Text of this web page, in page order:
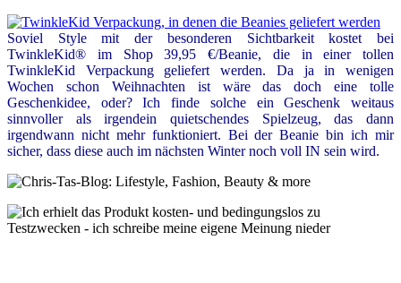
Soviel Style mit der besonderen Sichtbarkeit kostet bei
TwinkleKid® im Shop 39,95 €/Beanie, die in einer tollen
TwinkleKid Verpackung geliefert werden. Da ja in wenigen
Wochen schon Weihnachten ist wäre das doch eine tolle
Geschenkidee, oder? Ich finde solche ein Geschenk weitaus
sinnvoller als irgendein quietschendes Spielzeug, das dann
irgendwann nicht mehr funktioniert. Bei der Beanie bin ich mir
sicher, dass diese auch im nächsten Winter noch voll IN sein wird.